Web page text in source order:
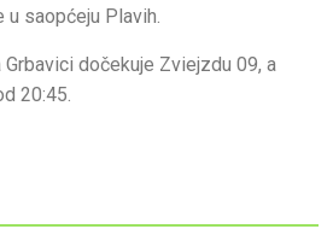
u saopćeju Plavih.
dočekuje Zviejzdu 09, a
20:45.